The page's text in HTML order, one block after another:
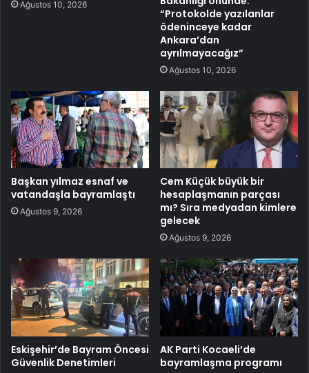
Ağustos 10, 2026
“Protokolde yazılanlar
ödeninceye kadar
Ankara’dan
ayrılmayacağız”
Ağustos 10, 2026
Başkan yılmaz esnaf ve
vatandaşla bayramlaştı
Ağustos 9, 2026
Cem Küçük büyük bir
hesaplaşmanın parçası
mı? Sıra medyadan kimlere
gelecek
Ağustos 9, 2026
Eskişehir’de Bayram Öncesi
Güvenlik Denetimleri
AK Parti Kocaeli’de
bayramlaşma programı